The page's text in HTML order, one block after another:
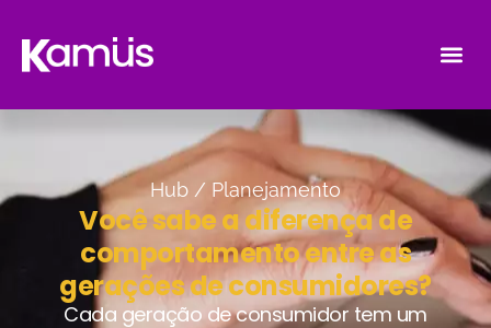
Hub / Planejamento
Você sabe a diferença de
comportamento entre as
gerações de consumidores?
Cada geração de consumidor tem um